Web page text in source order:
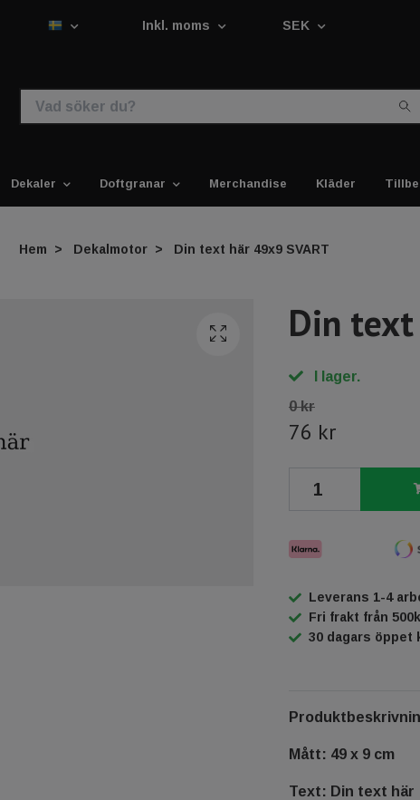
Inkl. moms SEK
Dekaler Doftgranar Merchandise Kläder
Hem Dekalmotor Din text här 49x9 SVART
Din text
I lager.
0 kr
76 kr
Leverans 1-4
Fri frakt från
30 dagars öppet
Mått: 49 x 9 cm
Text: Din text här